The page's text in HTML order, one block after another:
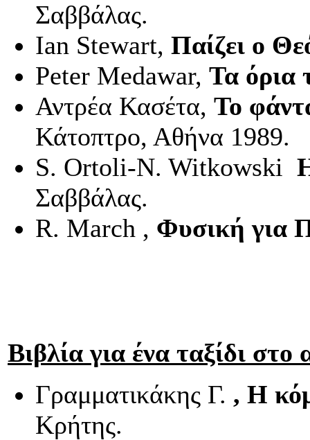
Σαββάλας.
Ιan Stewart, Παίζει ο
Peter Medawar, Τα όρια
Αντρέα Κασέτα, Το
Κάτοπτρο, Αθήνα 1989.
S. Ortoli-N. Witkowski
Σαββάλας.
R. March , Φυσική για
Βιβλία για ένα ταξίδι
Γραμματικάκης Γ. , Η
Κρήτης.